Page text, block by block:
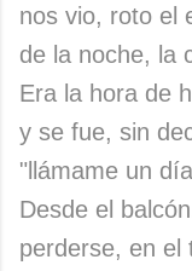
nos vio, roto el
de la noche, la
Era la hora de
y se fue, sin
"llámame un
Desde el
perderse, en el